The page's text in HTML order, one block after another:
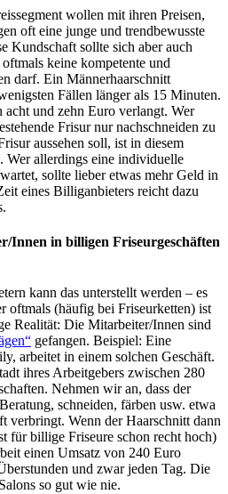
wollen mit ihren Preisen,
oft eine junge und trendbewusste
Kundschaft sollte sich aber auch
oftmals keine kompetente und
darf. Ein Männerhaarschnitt
Fällen länger als 15 Minuten.
und zehn Euro verlangt. Wer
Frisur nur nachschneiden zu
aussehen soll, ist in diesem
Wer allerdings eine individuelle
sollte lieber etwas mehr Geld in
eines Billiganbieters reicht dazu
Innen in billigen Friseurgeschäften
kann das unterstellt werden – es
oftmals (häufig bei Friseurketten) ist
Realität: Die Mitarbeiter/Innen sind
gefangen. Beispiel: Eine
arbeitet in einem solchen Geschäft.
ihres Arbeitgebers zwischen 280
Nehmen wir an, dass der
schneiden, färben usw. etwa
verbringt. Wenn der Haarschnitt dann
für billige Friseure schon recht hoch)
einen Umsatz von 240 Euro
und zwar jeden Tag. Die
so gut wie nie.